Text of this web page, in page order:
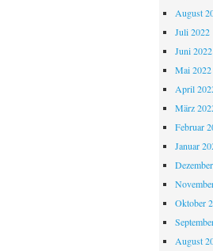
August
Juli 2022
Juni 2022
Mai 2022
April
März
Februar
Januar
Oktober
August